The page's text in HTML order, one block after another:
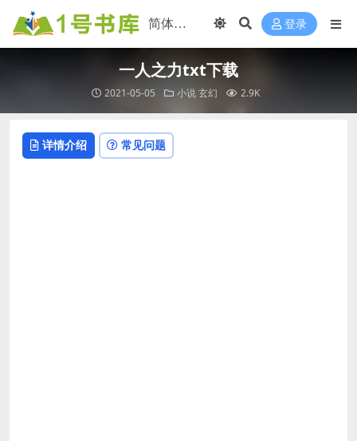
登录
一人之力txt下载
2021-05-05 小说 玄幻 2.9K
详情介绍 常见问题